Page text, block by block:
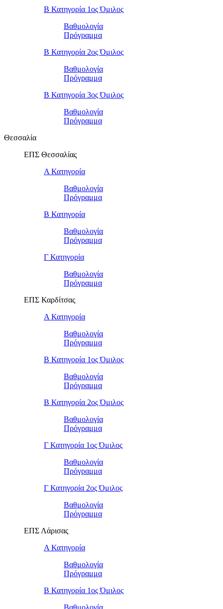
Β Κατηγορία 1ος Όμιλος
Βαθμολογία
Πρόγραμμα
Β Κατηγορία 2ος Όμιλος
Βαθμολογία
Πρόγραμμα
Β Κατηγορία 3ος Όμιλος
Βαθμολογία
Πρόγραμμα
Θεσσαλία
ΕΠΣ Θεσσαλίας
Α Κατηγορία
Βαθμολογία
Πρόγραμμα
Β Κατηγορία
Βαθμολογία
Πρόγραμμα
Γ Κατηγορία
Βαθμολογία
Πρόγραμμα
ΕΠΣ Καρδίτσας
Α Κατηγορία
Βαθμολογία
Πρόγραμμα
Β Κατηγορία 1ος Όμιλος
Βαθμολογία
Πρόγραμμα
Β Κατηγορία 2ος Όμιλος
Βαθμολογία
Πρόγραμμα
Γ Κατηγορία 1ος Όμιλος
Βαθμολογία
Πρόγραμμα
Γ Κατηγορία 2ος Όμιλος
Βαθμολογία
Πρόγραμμα
ΕΠΣ Λάρισας
Α Κατηγορία
Βαθμολογία
Πρόγραμμα
Β Κατηγορία 1ος Όμιλος
Βαθμολογία